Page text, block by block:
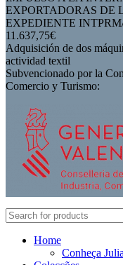
EXPORTADORAS DE
EXPEDIENTE
11.637,75€
Adquisición de dos
actividad textil
Subvencionado por la
Comercio y Turismo:
Home
Conheça